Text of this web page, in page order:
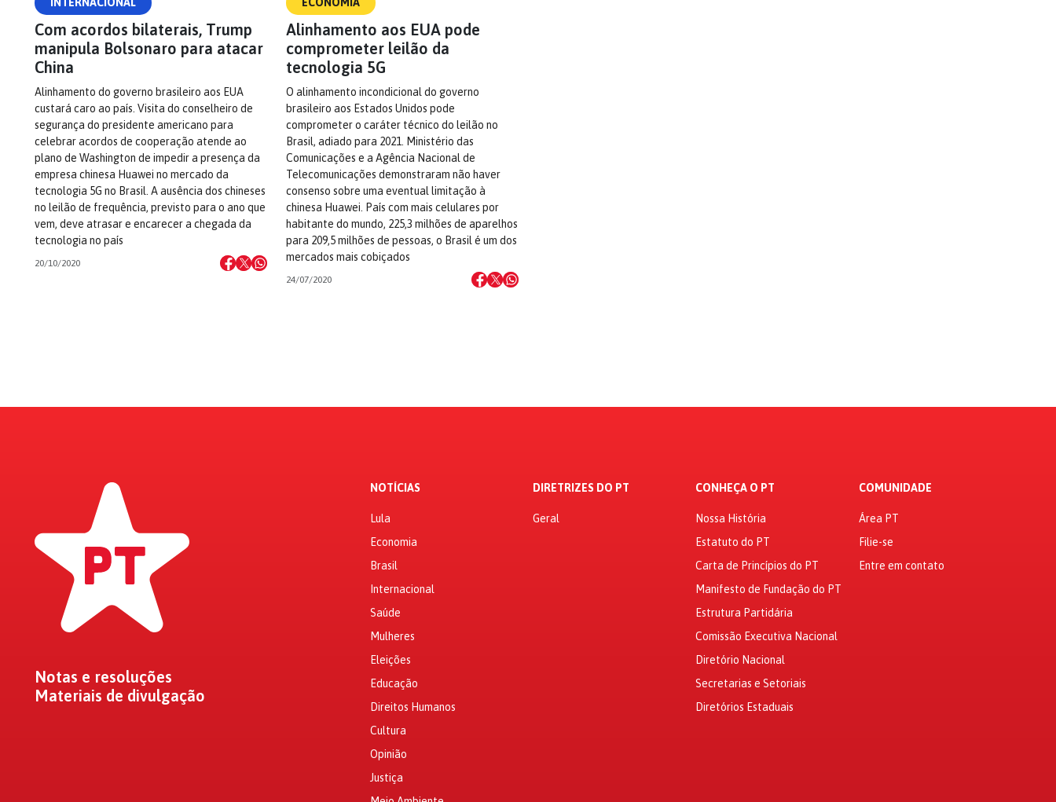
Com acordos bilaterais, Trump
manipula Bolsonaro para atacar
China
Alinhamento do governo brasileiro aos EUA
custará caro ao país. Visita do conselheiro de
segurança do presidente americano para
celebrar acordos de cooperação atende ao
plano de Washington de impedir a presença da
empresa chinesa Huawei no mercado da
tecnologia 5G no Brasil. A ausência dos chineses
no leilão de frequência, previsto para o ano que
vem, deve atrasar e encarecer a chegada da
tecnologia no país
20/10/2020
Alinhamento aos EUA pode
comprometer leilão da
tecnologia 5G
O alinhamento incondicional do governo
brasileiro aos Estados Unidos pode
comprometer o caráter técnico do leilão no
Brasil, adiado para 2021. Ministério das
Comunicações e a Agência Nacional de
Telecomunicações demonstraram não haver
consenso sobre uma eventual limitação à
chinesa Huawei. País com mais celulares por
habitante do mundo, 225,3 milhões de aparelhos
para 209,5 milhões de pessoas, o Brasil é um dos
mercados mais cobiçados
24/07/2020
Notas e resoluções
Materiais de divulgação
NOTÍCIAS
Lula
Economia
Brasil
Internacional
Saúde
Mulheres
Eleições
Educação
Direitos Humanos
Cultura
Opinião
Justiça
DIRETRIZES DO PT
Geral
CONHEÇA O PT
Nossa História
Estatuto do PT
Carta de Princípios do PT
Manifesto de Fundação do PT
Estrutura Partidária
Comissão Executiva Nacional
Diretório Nacional
Secretarias e Setoriais
Diretórios Estaduais
COMUNIDADE
Área PT
Filie-se
Entre em contato